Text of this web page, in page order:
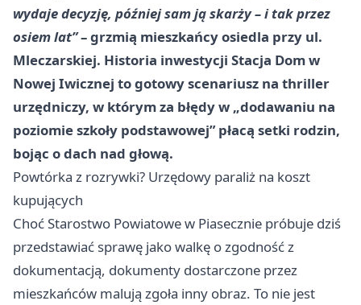
wydaje decyzję, później sam ją skarży – i tak przez
osiem lat”– grzmią mieszkańcy osiedla przy ul.
Mleczarskiej. Historia inwestycji Stacja Dom w
Nowej Iwicznej to gotowy scenariusz na thriller
urzędniczy, w którym za błędy w „dodawaniu na
poziomie szkoły podstawowej” płacą setki rodzin,
bojąc o dach nad głową.
Powtórka z rozrywki? Urzędowy paraliż na koszt
kupujących
Choć Starostwo Powiatowe w Piasecznie próbuje dziś
przedstawiać sprawę jako walkę o zgodność z
dokumentacją, dokumenty dostarczone przez
mieszkańców malują zgoła inny obraz. To nie jest